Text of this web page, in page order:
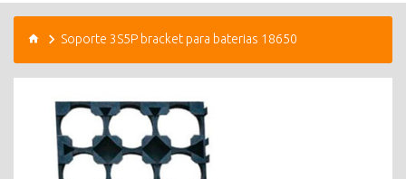
Soporte 3S5P bracket para baterias 18650